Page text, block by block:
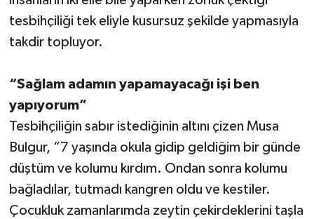
tesbihçiliği tek eliyle kusursuz şekilde yapmasıyla
takdir topluyor.
“Sağlam adamın yapamayacağı işi ben
yapıyorum”
Tesbihçiliğin sabır istediğinin altını çizen Musa
Bulgur, “7 yaşında okula gidip geldiğim bir günde
düştüm ve kolumu kırdım. Ondan sonra kolumu
bağladılar, tutmadı kangren oldu ve kestiler.
Çocukluk zamanlarımda zeytin çekirdeklerini taşla